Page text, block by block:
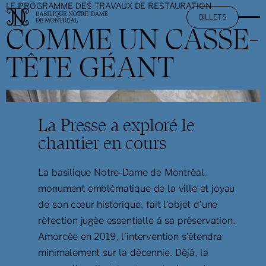
La Basilique
Histoire et patrimoine
Les grandes orgues Casavant
L'expérience AURA
Activités à Notre-Dame
Une merveille le soir : L'expérience AURA
Rendez-vous musicaux de Notre-Dame
Informations utiles
Heures et tarifs
Services pastoraux
BILLETS
LE PROGRAMME DES TRAVAUX DE RESTAURATION
COMME UN CASSE-
TÊTE GÉANT
La Presse a exploré le
chantier en cours
La basilique Notre-Dame de Montréal,
monument emblématique de la ville et joyau
de son cœur historique, fait l’objet d’une
réfection jugée essentielle à sa préservation.
Amorcée en 2019, l’intervention s’étendra
minimalement sur la décennie. Déjà, la